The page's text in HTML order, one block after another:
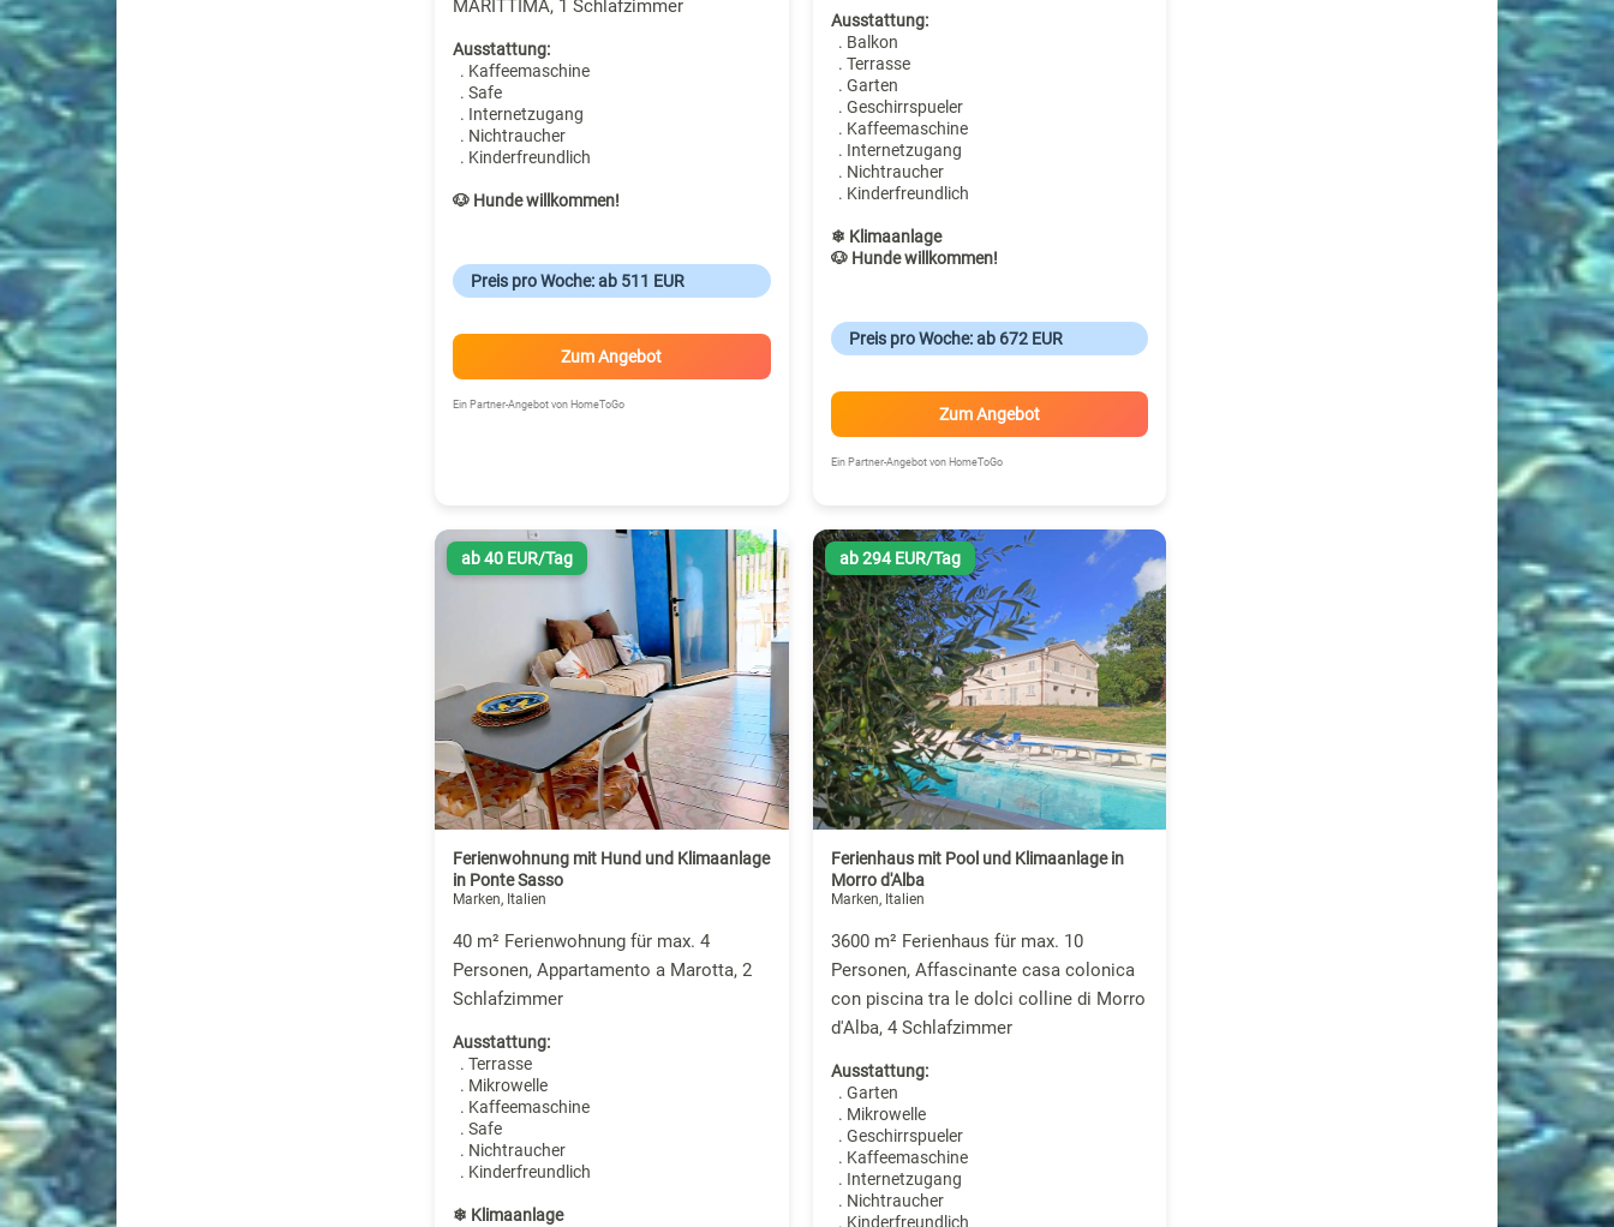
MARITTIMA, 1 Schlafzimmer
Ausstattung:
. Kaffeemaschine
. Safe
. Internetzugang
. Nichtraucher
. Kinderfreundlich
🐶 Hunde willkommen!
Preis pro Woche: ab 511 EUR
Zum Angebot
Ein Partner-Angebot von HomeToGo
Ausstattung:
. Balkon
. Terrasse
. Garten
. Geschirrspueler
. Kaffeemaschine
. Internetzugang
. Nichtraucher
. Kinderfreundlich
❄ Klimaanlage
🐶 Hunde willkommen!
Preis pro Woche: ab 672 EUR
Zum Angebot
Ein Partner-Angebot von HomeToGo
ab 40 EUR/Tag
Ferienwohnung mit Hund und Klimaanlage
in Ponte Sasso
Marken, Italien
40 m² Ferienwohnung für max. 4
Personen, Appartamento a Marotta, 2
Schlafzimmer
Ausstattung:
. Terrasse
. Mikrowelle
. Kaffeemaschine
. Safe
. Nichtraucher
. Kinderfreundlich
❄ Klimaanlage
ab 294 EUR/Tag
Ferienhaus mit Pool und Klimaanlage in
Morro d'Alba
Marken, Italien
3600 m² Ferienhaus für max. 10
Personen, Affascinante casa colonica
con piscina tra le dolci colline di Morro
d'Alba, 4 Schlafzimmer
Ausstattung:
. Garten
. Mikrowelle
. Geschirrspueler
. Kaffeemaschine
. Internetzugang
. Nichtraucher
. Kinderfreundlich